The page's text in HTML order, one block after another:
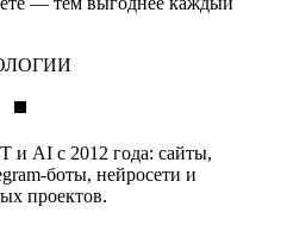
и AI с 2012 года: сайты,
боты, нейросети и
проектов.